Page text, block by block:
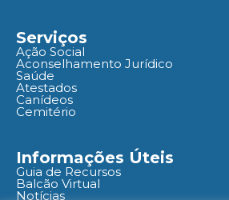
Serviços
Ação Social
Aconselhamento Jurídico
Saúde
Atestados
Canídeos
Cemitério
Informações Úteis
Guia de Recursos
Balcão Virtual
Notícias